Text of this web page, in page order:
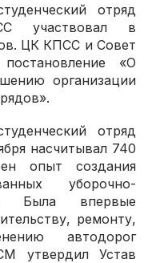
отряд
участвовал в
ЦК КПСС и Совет
«О
организации
отряд
насчитывал 740
опыт создания
уборочно-
Была впервые
ремонту,
автодорог
утвердил Устав